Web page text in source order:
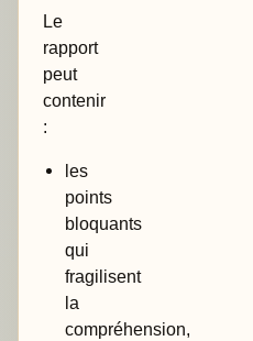
Le
rapport
peut
contenir
:
les
points
bloquants
qui
fragilisent
la
compréhension,